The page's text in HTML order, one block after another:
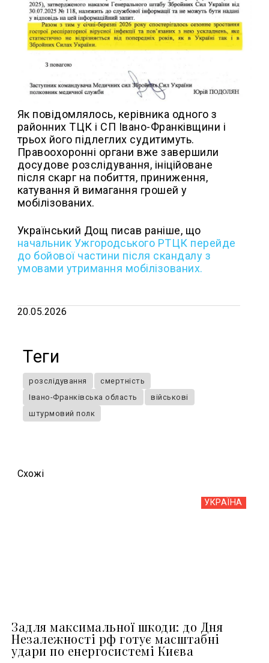
Як повідомлялось, керівника одного з
районних ТЦК і СП Івано-Франківщини і
трьох його підлеглих судитимуть.
Правоохоронні органи вже завершили
досудове розслідування, ініційоване
після скарг на побиття, приниження,
катування й вимагання грошей у
мобілізованих.
Український Дощ писав раніше, що
начальник Ужгородського РТЦК перейде
до бойової частини після скандалу з
умовами утримання мобілізованих.
20.05.2026
Теги
розслідування
смертність
Івано-Франківська область
військові
штурмовий полк
Схожi
УКРАЇНА
Задля максимальної шкоди: до Дня
Незалежності рф готує масштабні
удари по енергосистемі Києва